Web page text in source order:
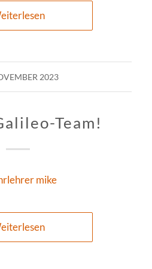
2023
Team!